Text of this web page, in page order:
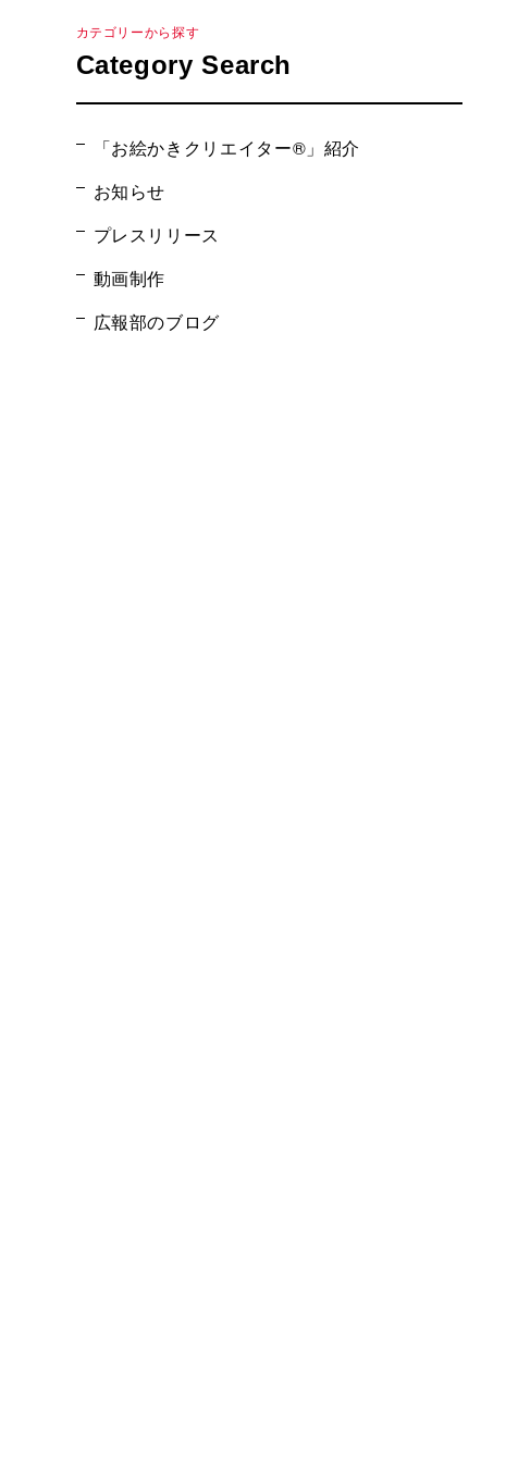
カテゴリーから探す
Category Search
「お絵かきクリエイター®」紹介
お知らせ
プレスリリース
動画制作
広報部のブログ